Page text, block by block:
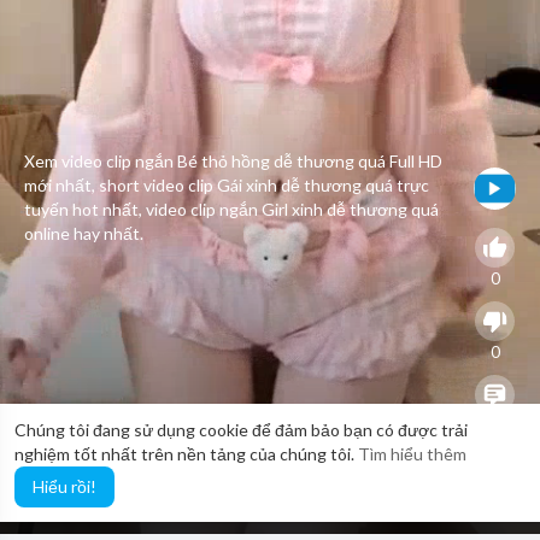
Chúng tôi đang sử dụng cookie để đảm bảo bạn có được trải
nghiệm tốt nhất trên nền tảng của chúng tôi. Tìm hiểu thêm
Hiểu rồi!
Xem video clip ngắn Bé thỏ hồng dễ thương quá Full HD
mới nhất, short video clip Gái xinh dễ thương quá trực
tuyến hot nhất, video clip ngắn Girl xinh dễ thương quá
online hay nhất.
0
0